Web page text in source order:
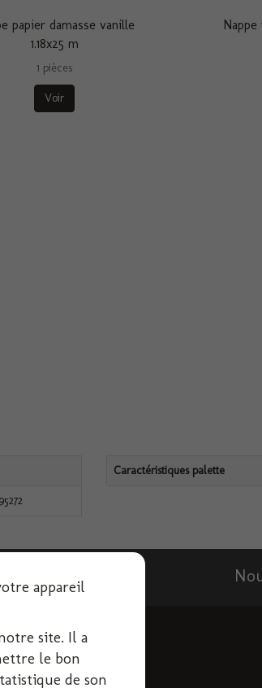
papier damasse vanille
1.18x25 m
1 pièces
Voir
Nappe
Caractéristiques palette
appareil
site. Il a
le bon
de son